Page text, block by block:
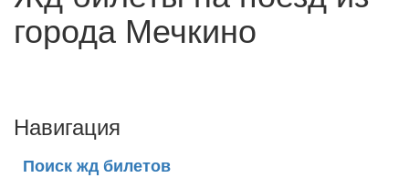
города Мечкино
Навигация
Поиск жд билетов